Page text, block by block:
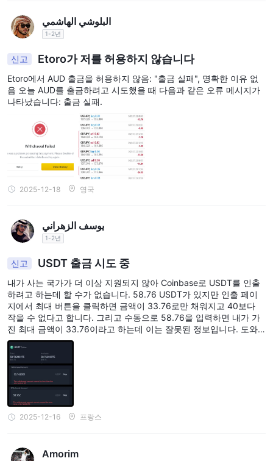
البلوشي الهاشمي
1-2년
신고 Etoro가 저를 허용하지 않습니다
Etoro에서 AUD 출금을 허용하지 않음: "출금 실패", 명확한 이유 없
음 오늘 AUD를 출금하려고 시도했을 때 다음과 같은 오류 메시지가
나타났습니다: 출금 실패.
2025-12-18 영국
يوسف الزهراني
1-2년
신고 USDT 출금 시도 중
내가 사는 국가가 더 이상 지원되지 않아 Coinbase로 USDT를 인출
하려고 하는데 할 수가 없습니다. 58.76 USDT가 있지만 인출 페이
지에서 최대 버튼을 클릭하면 금액이 33.76로만 채워지고 40보다
작을 수 없다고 합니다. 그리고 수동으로 58.76을 입력하면 내가 가
진 최대 금액이 33.76이라고 하는데 이는 잘못된 정보입니다. 도와
주세요.
2025-12-16 프랑스
Amorim